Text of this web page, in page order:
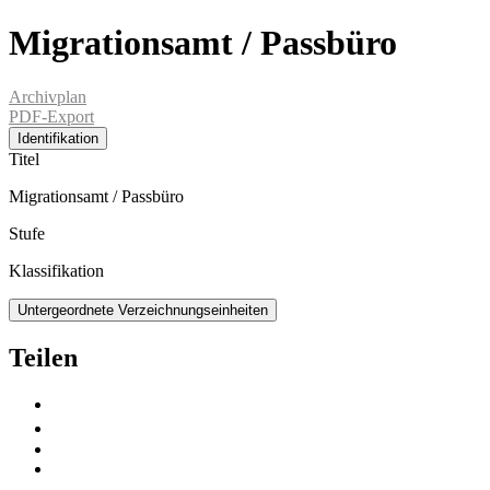
Migrationsamt / Passbüro
Archivplan
PDF-Export
Identifikation
Titel
Migrationsamt / Passbüro
Stufe
Klassifikation
Untergeordnete Verzeichnungseinheiten
Teilen